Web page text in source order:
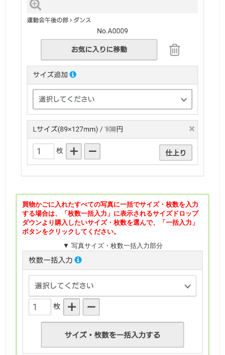
買物かごに入れたすべての写真に一括でサイズ・枚数を入力
する場合は、「枚数一括入力」に表示されるサイズドロップ
ダウンより購入したいサイズ・枚数を選んで、「一括入力」
ボタンをクリックしてください。
▼ 写真サイズ・枚数一括入力部分